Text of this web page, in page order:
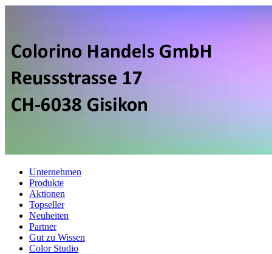
Unternehmen
Produkte
Aktionen
Topseller
Neuheiten
Partner
Gut zu Wissen
Color Studio